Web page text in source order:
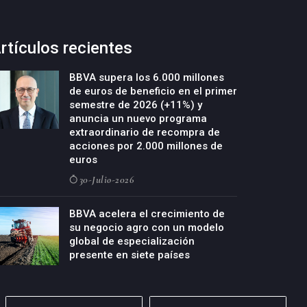
recientes
BBVA supera los 6.000 millones
de euros de beneficio en el primer
semestre de 2026 (+11%) y
anuncia un nuevo programa
extraordinario de recompra de
acciones por 2.000 millones de
euros
30-Julio-2026
BBVA acelera el crecimiento de
su negocio agro con un modelo
global de especialización
presente en siete países